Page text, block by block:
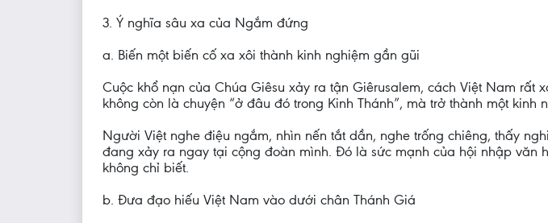
3. Ý nghĩa sâu xa của Ngắm đứng
a. Biến một biến cố xa xôi thành kinh nghiệm gần gũi
Cuộc khổ nạn của Chúa Giêsu xảy ra tận Giêrusalem, cách Việt Nam
không còn là chuyện “ở đâu đó trong Kinh Thánh”, mà trở thành một
Người Việt nghe điệu ngắm, nhìn nến tắt dần, nghe trống chiêng, thấy
đang xảy ra ngay tại cộng đoàn mình. Đó là sức mạnh của hội nhập
không chỉ biết.
b. Đưa đạo hiếu Việt Nam vào dưới chân Thánh Giá